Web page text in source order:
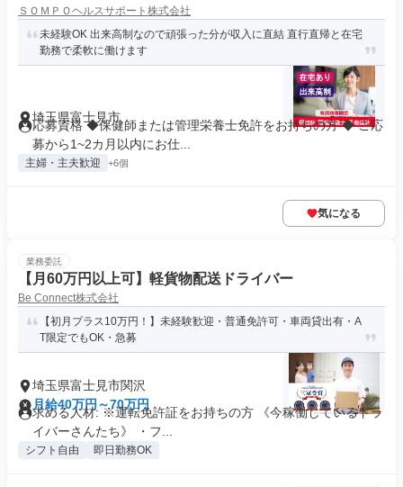
ＳＯＭＰＯヘルスサポート株式会社
未経験OK 出来高制なので頑張った分が収入に直結 直行直帰と在宅
勤務で柔軟に働けます
埼玉県富士見市
応募資格 ◆保健師または管理栄養士免許をお持ちの方 ◆ ご応
募から1~2カ月以内にお仕...
主婦・主夫歓迎 +6個
気になる
業務委託
【月60万円以上可】軽貨物配送ドライバー
Be Connect株式会社
【初月プラス10万円！】未経験歓迎・普通免許可・車両貸出有・A
T限定でもOK・急募
埼玉県富士見市関沢
月給40万円～70万円
求める人材: ※運転免許証をお持ちの方 《今稼働しているドラ
イバーさんたち》 ・フ...
シフト自由 即日勤務OK